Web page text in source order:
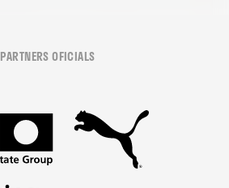
PARTNERS OFICIALS